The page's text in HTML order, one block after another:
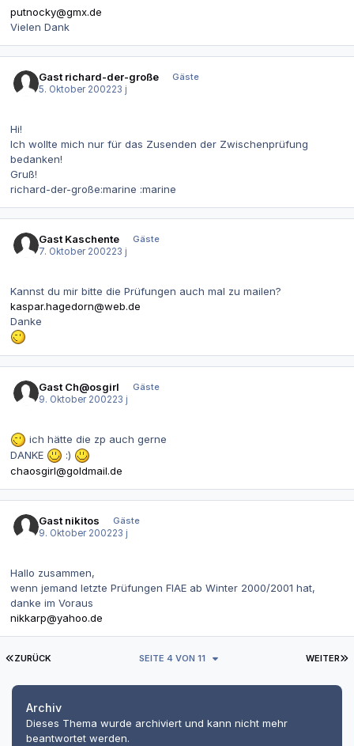
putnocky@gmx.de
Vielen Dank
Gast richard-der-große
Gäste
5. Oktober 200223 j
Hi!
Ich wollte mich nur für das Zusenden der Zwischenprüfung
bedanken!
Gruß!
richard-der-große:marine :marine
Gast Kaschente
Gäste
7. Oktober 200223 j
Kannst du mir bitte die Prüfungen auch mal zu mailen?
kaspar.hagedorn@web.de
Danke
Gast Ch@osgirl
Gäste
9. Oktober 200223 j
ich hätte die zp auch gerne
DANKE
:)
chaosgirl@goldmail.de
Gast nikitos
Gäste
9. Oktober 200223 j
Hallo zusammen,
wenn jemand letzte Prüfungen FIAE ab Winter 2000/2001 hat,
danke im Voraus
nikkarp@yahoo.de
ERSTE SEITE
ZURÜCK WEITER
SEITE 4 VON 11
Archiv
Dieses Thema wurde archiviert und kann nicht mehr
beantwortet werden.